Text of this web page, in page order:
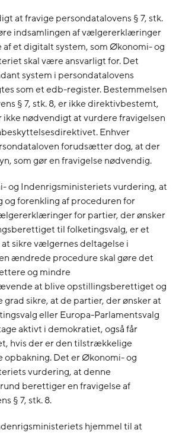
at fravige persondatalovens § 7, stk.
indsamlingen af vælgererklæringer
af et digitalt system, som Økonomi- og
skal være ansvarligt for. Det
system i persondatalovens
som et edb-register. Bestemmelsen
§ 7, stk. 8, er ikke direktivbestemt,
nødvendigt at vurdere fravigelsen
Enhver
forudsætter dog, at der
som gør en fravigelse nødvendig.
og Indenrigsministeriets vurdering, at
og forenkling af proceduren for
for partier, der ønsker
til folketingsvalg, er et
sikre vælgernes deltagelse i
ændrede procedure skal gøre det
og mindre
at blive opstillingsberettiget og
sikre, at de partier, der ønsker at
eller Europa-Parlamentsvalg
aktivt i demokratiet, også får
hvis der er den tilstrækkelige
Det er Økonomi- og
vurdering, at denne
berettiger en fravigelse af
§ 7, stk. 8.
hjemmel til at